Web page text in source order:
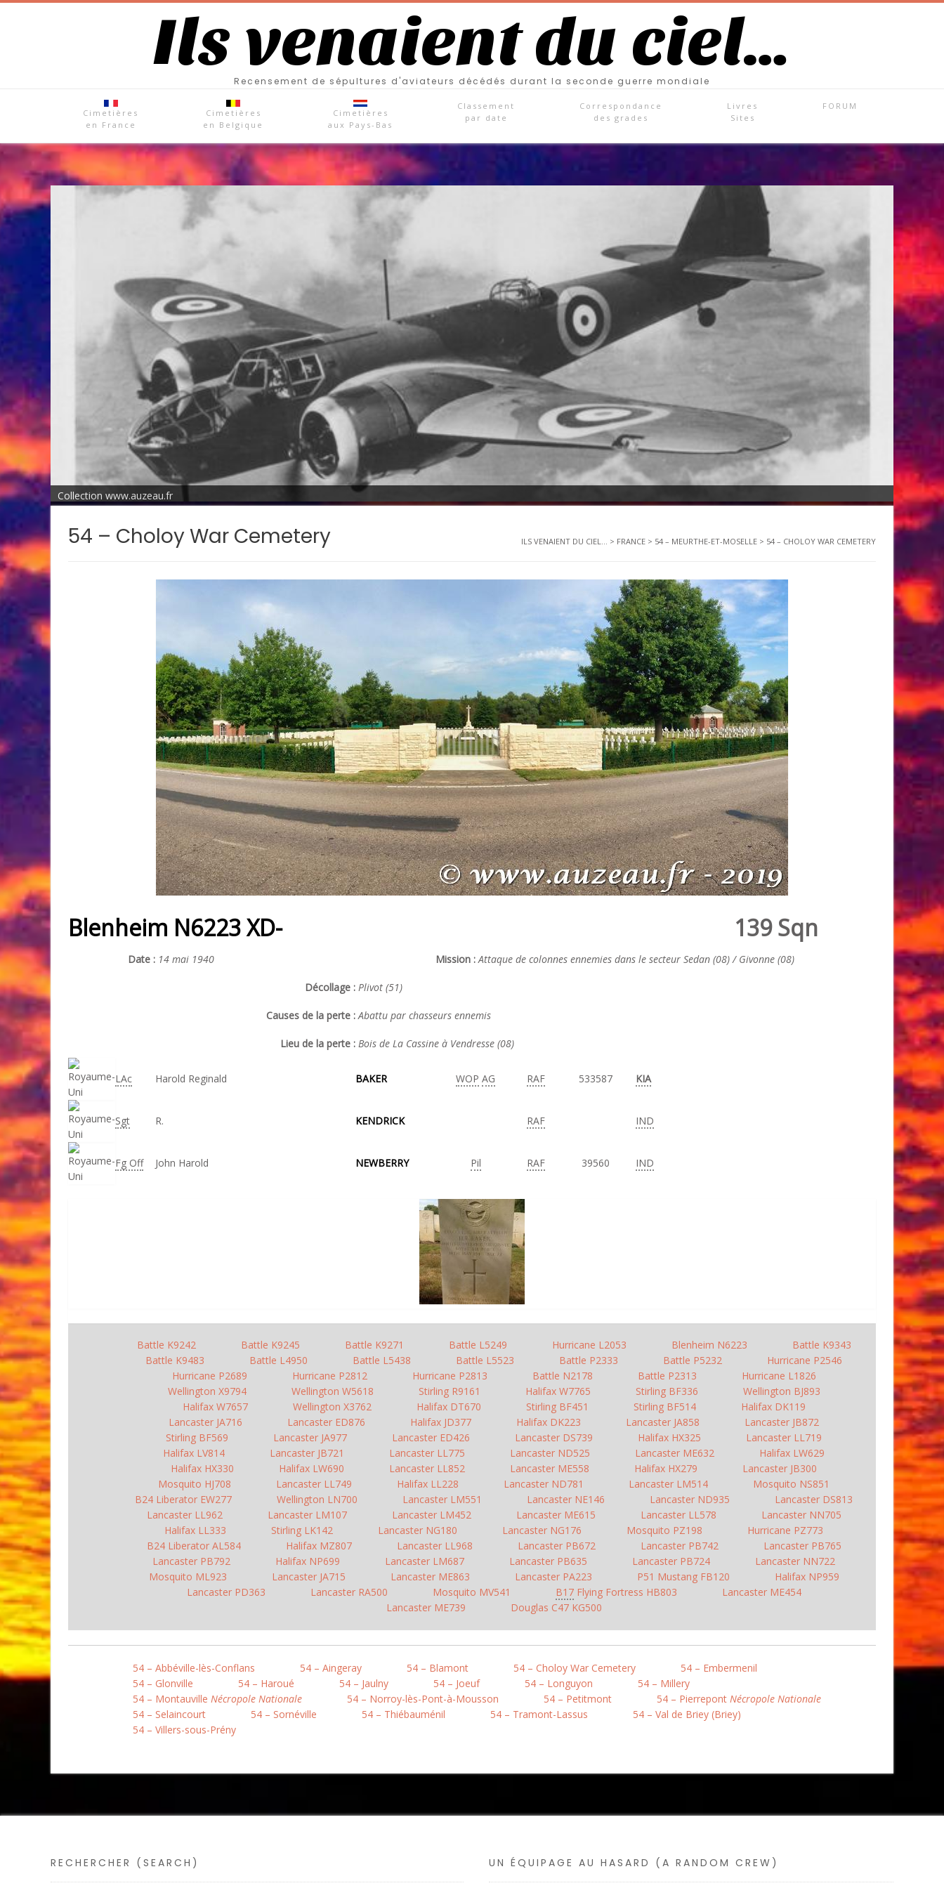
Ils venaient du ciel…
Recensement de sépultures d'aviateurs décédés durant la seconde guerre mondiale
Cimetières
en France
Cimetières
en Belgique
Cimetières
aux Pays-Bas
Classement
par date
Correspondance
des grades
Livres
Sites
FORUM
Collection www.auzeau.fr
54 – Choloy War Cemetery ILS VENAIENT DU CIEL... > FRANCE > 54 – MEURTHE-ET-MOSELLE > 54 – CHOLOY WAR CEMETERY
Blenheim N6223 XD- 139 Sqn
Date : 14 mai 1940 Mission :Attaque de colonnes ennemies dans le secteur Sedan (08) / Givonne (08)
Décollage : Plivot (51)
Causes de la perte :Abattu par chasseurs ennemis
Lieu de la perte : Bois de La Cassine à Vendresse (08)
LAc Harold Reginald BAKER WOP AG RAF 533587 KIA
Sgt R. KENDRICK RAF IND
Fg Off John Harold NEWBERRY Pil RAF 39560 IND
Battle K9242 Battle K9245 Battle K9271 Battle L5249 Hurricane L2053 Blenheim N6223
Battle K9343
Battle K9483
Battle L4950 Battle L5438 Battle L5523 Battle P2333 Battle P5232
Hurricane P2546
Hurricane P2689
Hurricane P2812 Hurricane P2813 Battle N2178 Battle P2313
Hurricane L1826
Wellington X9794
Wellington W5618 Stirling R9161 Halifax W7765 Stirling BF336
Wellington BJ893
Halifax W7657
Wellington X3762 Halifax DT670 Stirling BF451 Stirling BF514
Halifax DK119
Lancaster JA716
Lancaster ED876 Halifax JD377 Halifax DK223 Lancaster JA858
Lancaster JB872
Stirling BF569
Lancaster JA977 Lancaster ED426 Lancaster DS739 Halifax HX325
Lancaster LL719
Halifax LV814
Lancaster JB721 Lancaster LL775 Lancaster ND525 Lancaster ME632
Halifax LW629
Halifax HX330
Halifax LW690 Lancaster LL852 Lancaster ME558 Halifax HX279
Lancaster JB300
Mosquito HJ708
Lancaster LL749 Halifax LL228 Lancaster ND781 Lancaster LM514
Mosquito NS851
B24 Liberator EW277
Wellington LN700 Lancaster LM551 Lancaster NE146 Lancaster ND935
Lancaster DS813
Lancaster LL962
Lancaster LM107 Lancaster LM452 Lancaster ME615 Lancaster LL578
Lancaster NN705
Halifax LL333
Stirling LK142 Lancaster NG180 Lancaster NG176 Mosquito PZ198
Hurricane PZ773
B24 Liberator AL584
Halifax MZ807 Lancaster LL968 Lancaster PB672 Lancaster PB742
Lancaster PB765
Lancaster PB792
Halifax NP699 Lancaster LM687 Lancaster PB635 Lancaster PB724
Lancaster NN722
Mosquito ML923
Lancaster JA715 Lancaster ME863 Lancaster PA223 P51 Mustang FB120
Halifax NP959
Lancaster PD363
Lancaster RA500 Mosquito MV541 B17Flying Fortress HB803
Lancaster ME454
Lancaster ME739
Douglas C47 KG500
54 – Abbéville-lès-Conflans 54 – Aingeray 54 – Blamont 54 – Choloy War Cemetery
54 – Embermenil
54 – Glonville
54 – Haroué 54 – Jaulny 54 – Joeuf 54 – Longuyon
54 – Millery
54 – Montauville Nécropole Nationale 54 – Norroy-lès-Pont-à-Mousson 54 – Petitmont 54 – Pierrepont Nécropole Nationale
54 – Selaincourt
54 – Sornéville 54 – Thiébauménil 54 – Tramont-Lassus
54 – Val de Briey (Briey)
54 – Villers-sous-Prény
RECHERCHER (SEARCH) UN ÉQUIPAGE AU HASARD (A RANDOM CREW)